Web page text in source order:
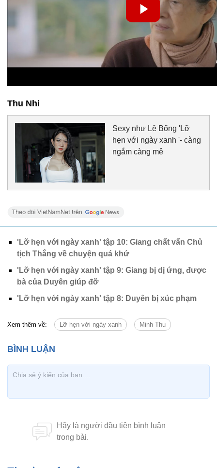
Thu Nhi
Sexy như Lê Bống 'Lỡ
hẹn với ngày xanh '- càng
ngắm càng mê
'Lỡ hẹn với ngày xanh' tập 10: Giang chất vấn Chủ
tịch Thắng về chuyện quá khứ
'Lỡ hẹn với ngày xanh' tập 9: Giang bị dị ứng, được
bà của Duyên giúp đỡ
'Lỡ hẹn với ngày xanh' tập 8: Duyên bị xúc phạm
Xem thêm về: Lỡ hẹn với ngày xanh Minh Thu